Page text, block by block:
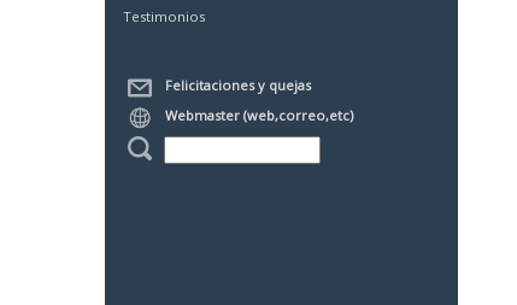
Testimonios
Felicitaciones y quejas
Webmaster (web,correo,etc)